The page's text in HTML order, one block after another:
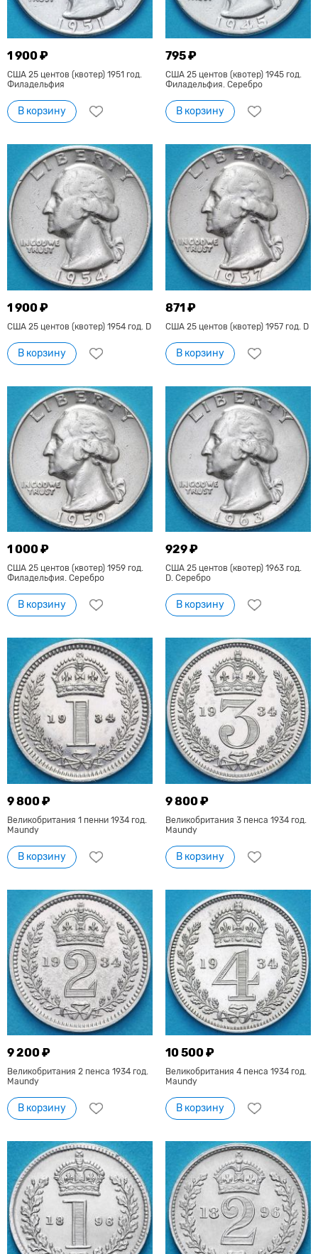
1 900 ₽
США 25 центов (квотер) 1951 год.
Филадельфия
В корзину
795 ₽
США 25 центов (квотер) 1945 год.
Филадельфия. Серебро
В корзину
1 900 ₽
США 25 центов (квотер) 1954 год. D
В корзину
871 ₽
США 25 центов (квотер) 1957 год. D
В корзину
1 000 ₽
США 25 центов (квотер) 1959 год.
Филадельфия. Серебро
В корзину
929 ₽
США 25 центов (квотер) 1963 год.
D. Серебро
В корзину
9 800 ₽
Великобритания 1 пенни 1934 год.
Maundy
В корзину
9 800 ₽
Великобритания 3 пенса 1934 год.
Maundy
В корзину
9 200 ₽
Великобритания 2 пенса 1934 год.
Maundy
В корзину
10 500 ₽
Великобритания 4 пенса 1934 год.
Maundy
В корзину